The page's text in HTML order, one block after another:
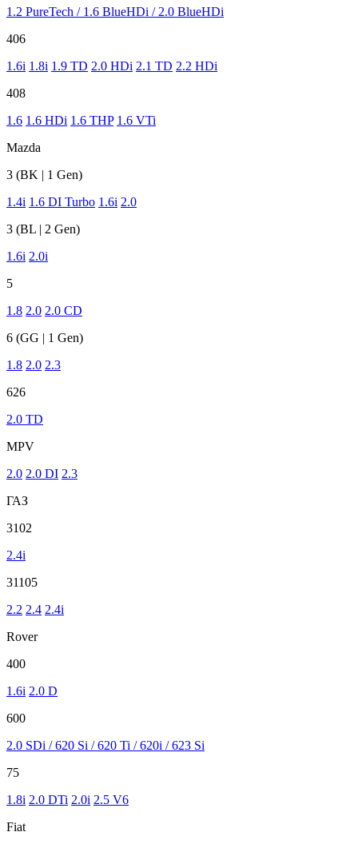
1.2 PureTech / 1.6 BlueHDi / 2.0 BlueHDi
406
1.6i 1.8i 1.9 TD 2.0 HDi 2.1 TD 2.2 HDi
408
1.6 1.6 HDi 1.6 THP 1.6 VTi
Mazda
3 (BK | 1 Gen)
1.4i 1.6 DI Turbo 1.6i 2.0
3 (BL | 2 Gen)
1.6i 2.0i
5
1.8 2.0 2.0 CD
6 (GG | 1 Gen)
1.8 2.0 2.3
626
2.0 TD
MPV
2.0 2.0 DI 2.3
ГАЗ
3102
2.4i
31105
2.2 2.4 2.4i
Rover
400
1.6i 2.0 D
600
2.0 SDi / 620 Si / 620 Ti / 620i / 623 Si
75
1.8i 2.0 DTi 2.0i 2.5 V6
Fiat